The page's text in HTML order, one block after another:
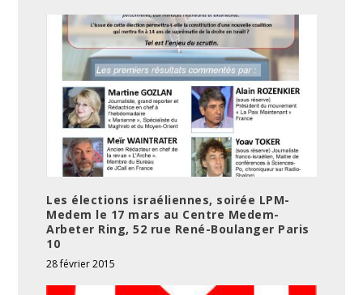
Les élections israéliennes, soirée LPM-
Medem le 17 mars au Centre Medem-
Arbeter Ring, 52 rue René-Boulanger Paris
10
28 février 2015